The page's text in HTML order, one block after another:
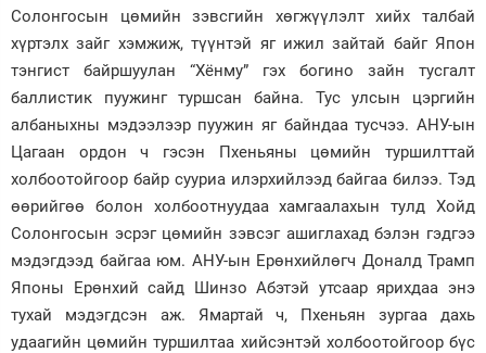
Солонгосын цөмийн зэвсгийн хөгжүүлэлт хийх талбай
хүртэлх зайг хэмжиж, түүнтэй яг ижил зайтай байг Япон
тэнгист байршуулан “Хёнму” гэх богино зайн тусгалт
баллистик пуужинг туршсан байна. Тус улсын цэргийн
албаныхны мэдээлээр пуужин яг байндаа тусчээ. АНУ-ын
Цагаан ордон ч гэсэн Пхеньяны цөмийн туршилттай
холбоотойгоор байр сууриа илэрхийлээд байгаа билээ. Тэд
өөрийгөө болон холбоотнуудаа хамгаалахын тулд Хойд
Солонгосын эсрэг цөмийн зэвсэг ашиглахад бэлэн гэдгээ
мэдэгдээд байгаа юм. АНУ-ын Ерөнхийлөгч Доналд Трамп
Японы Ерөнхий сайд Шинзо Абэтэй утсаар ярихдаа энэ
тухай мэдэгдсэн аж. Ямартай ч, Пхеньян зургаа дахь
удаагийн цөмийн туршилтаа хийсэнтэй холбоотойгоор бүс